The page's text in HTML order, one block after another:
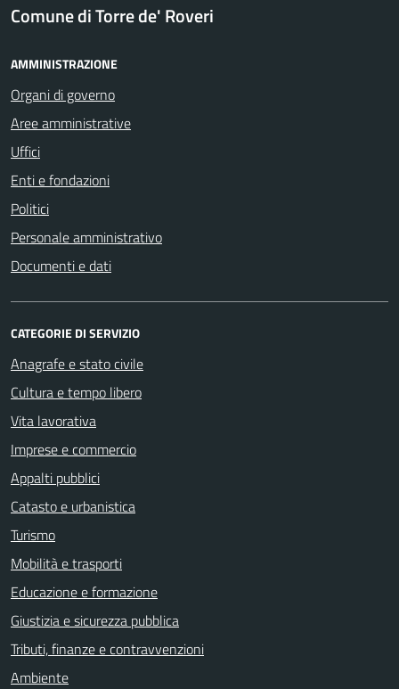
Comune di Torre de' Roveri
AMMINISTRAZIONE
Organi di governo
Aree amministrative
Uffici
Enti e fondazioni
Politici
Personale amministrativo
Documenti e dati
CATEGORIE DI SERVIZIO
Anagrafe e stato civile
Cultura e tempo libero
Vita lavorativa
Imprese e commercio
Appalti pubblici
Catasto e urbanistica
Turismo
Mobilità e trasporti
Educazione e formazione
Giustizia e sicurezza pubblica
Tributi, finanze e contravvenzioni
Ambiente